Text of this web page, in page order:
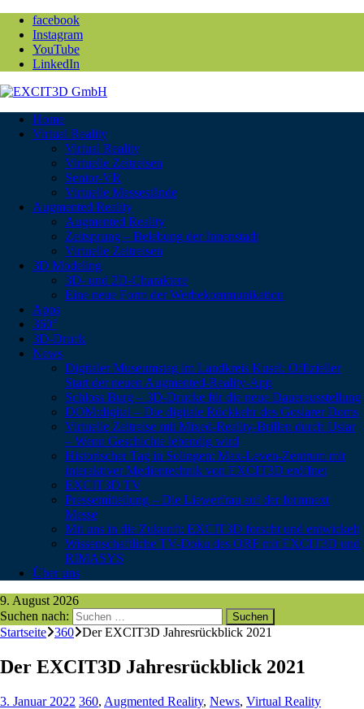
facebook
Instagram
YouTube
LinkedIn
Home
Virtual Reality
Virtual Reality
Virtuelle Zeitreisen
Senior-VR
Virtuelle Messestände
Augmented Reality
Augmented Reality
Zeitsprung – Belebung der Innenstadt
Virtuelle Zeitreisen
3D Modeling
3D- und 2D-Charaktere
Eine neue Form der Werbekommunikation
Apps
360°
3D-Druck
News
Digitaler Museumstag im Landkreis Kusel: Offizieller
Start der neuen Augmented-Reality-App
Schloss Burg – 3D-Drucke für die neue Dauerausstellung
DOM:digital – Die digitale Rückkehr des Goslarer Doms
Virtuelle Zeitreise mit Mixed-Reality-Brillen durch Uslar
– Wenn Geschichte lebendig wird
Historischer Tag in Solingen: Max-Leven-Zentrum mit
interaktiver Medientechnik von EXCIT3D eröffnet
EXCIT3D TV
Pressemitteilung – Die Liewerfrau auf der formnext
Messe
Mit uns in die Zukunft: EXCIT3D forscht und entwickelt
Wissenschaftliche TV-Doku des ORF mit EXCIT3D und
RIMASYS
Über uns
9. August 2026
Suchen nach:
Startseite 360 Der EXCIT3D Jahresrückblick 2021
Der EXCIT3D Jahresrückblick 2021
3. Januar 2022 360, Augmented Reality, News, Virtual Reality